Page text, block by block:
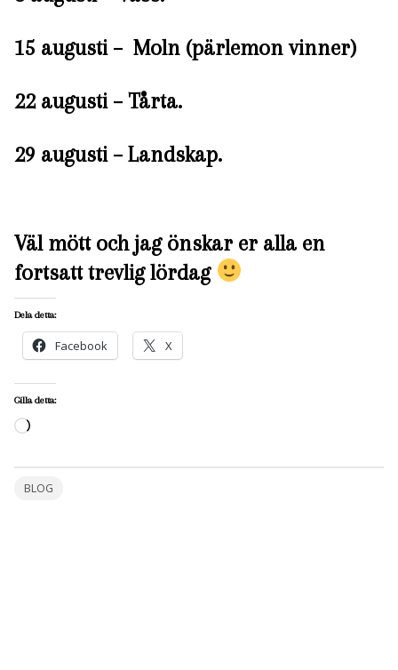
15 augusti – Moln (pärlemon vinner)
22 augusti – Tårta.
29 augusti – Landskap.
Väl mött och jag önskar er alla en
fortsatt trevlig lördag
Dela detta:
Facebook X
Gilla detta:
Laddar
BLOG